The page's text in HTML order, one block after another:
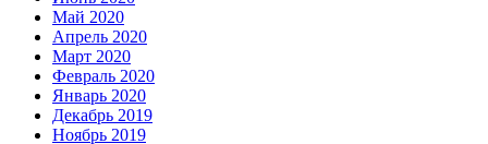
Май 2020
Апрель 2020
Март 2020
Февраль 2020
Январь 2020
Декабрь 2019
Ноябрь 2019